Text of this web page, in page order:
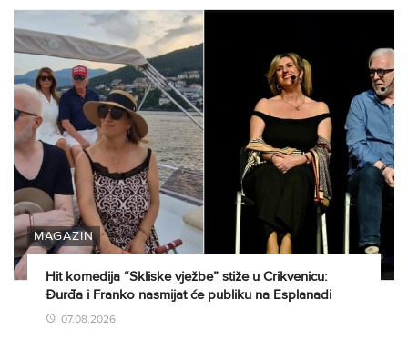
MAGAZIN
Hit komedija “Skliske vježbe” stiže u Crikvenicu:
Đurđa i Franko nasmijat će publiku na Esplanadi
07.08.2026